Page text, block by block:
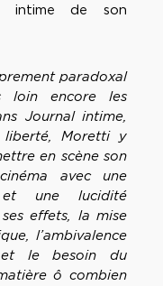
intime de son
paradoxal
loin encore les
Journal intime,
Moretti y
en scène son
avec une
une lucidité
effets, la mise
l’ambivalence
le besoin du
ô combien